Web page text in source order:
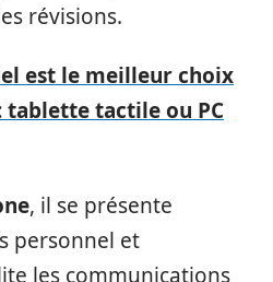
révisions.
est le meilleur choix
tactile ou PC
, il se présente
personnel et
les communications